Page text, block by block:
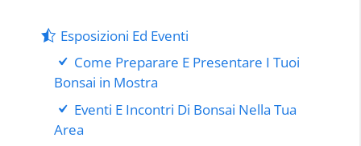
Esposizioni Ed Eventi
Come Preparare E Presentare I Tuoi
Bonsai in Mostra
Eventi E Incontri Di Bonsai Nella Tua
Area